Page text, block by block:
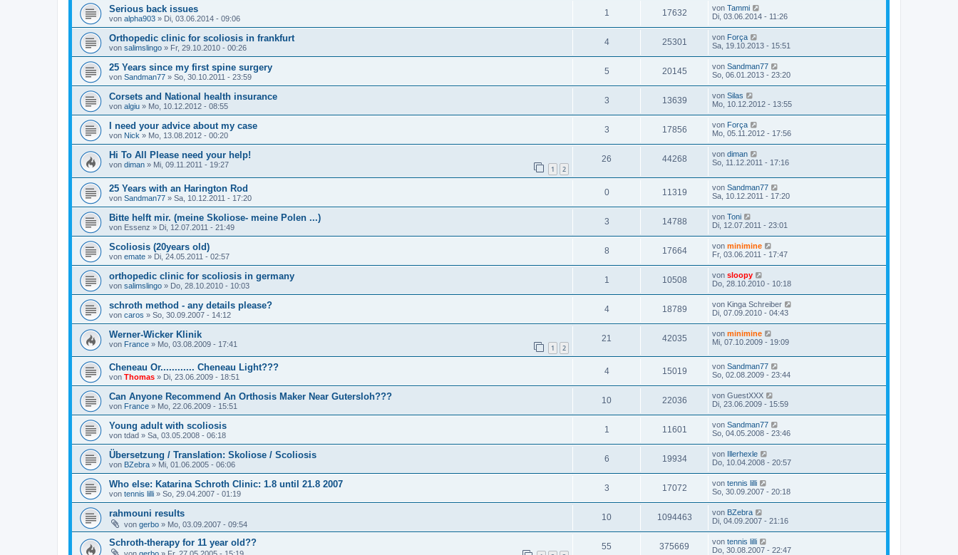
Serious back issues
von alpha903 » Di, 03.06.2014 - 09:06
1 17632 von Tammi
Di, 03.06.2014 - 11:26
Orthopedic clinic for scoliosis in frankfurt
von salimslingo » Fr, 29.10.2010 - 00:26
4 25301 von Força
Sa, 19.10.2013 - 15:51
25 Years since my first spine surgery
von Sandman77 » So, 30.10.2011 - 23:59
5 20145 von Sandman77
So, 06.01.2013 - 23:20
Corsets and National health insurance
von algiu » Mo, 10.12.2012 - 08:55
3 13639 von Silas
Mo, 10.12.2012 - 13:55
I need your advice about my case
von Nick » Mo, 13.08.2012 - 00:20
3 17856 von Força
Mo, 05.11.2012 - 17:56
Hi To All Please need your help!
von diman » Mi, 09.11.2011 - 19:27 1 2
26 44268 von diman
So, 11.12.2011 - 17:16
25 Years with an Harington Rod
von Sandman77 » Sa, 10.12.2011 - 17:20
0 11319 von Sandman77
Sa, 10.12.2011 - 17:20
Bitte helft mir. (meine Skoliose- meine Polen ...)
von Essenz » Di, 12.07.2011 - 21:49
3 14788 von Toni
Di, 12.07.2011 - 23:01
Scoliosis (20years old)
von emate » Di, 24.05.2011 - 02:57
8 17664 von minimine
Fr, 03.06.2011 - 17:47
orthopedic clinic for scoliosis in germany
von salimslingo » Do, 28.10.2010 - 10:03
1 10508 von sloopy
Do, 28.10.2010 - 10:18
schroth method - any details please?
von caros » So, 30.09.2007 - 14:12
4 18789 von Kinga Schreiber
Di, 07.09.2010 - 04:43
Werner-Wicker Klinik
von France » Mo, 03.08.2009 - 17:41 1 2
21 42035 von minimine
Mi, 07.10.2009 - 19:09
Cheneau Or............ Cheneau Light???
von Thomas » Di, 23.06.2009 - 18:51
4 15019 von Sandman77
So, 02.08.2009 - 23:44
Can Anyone Recommend An Orthosis Maker Near Gutersloh???
von France » Mo, 22.06.2009 - 15:51
10 22036 von GuestXXX
Di, 23.06.2009 - 15:59
Young adult with scoliosis
von tdad » Sa, 03.05.2008 - 06:18
1 11601 von Sandman77
So, 04.05.2008 - 23:46
Übersetzung / Translation: Skoliose / Scoliosis
von BZebra » Mi, 01.06.2005 - 06:06
6 19934 von
Illerhexle
Do, 10.04.2008 - 20:57
Who else: Katarina Schroth Clinic: 1.8 until 21.8 2007
von tennis lilli » So, 29.04.2007 - 01:19
3 17072 von tennis lilli
So, 30.09.2007 - 20:18
rahmouni results
von gerbo » Mo, 03.09.2007 - 09:54
10 1094463 von BZebra
Di, 04.09.2007 - 21:16
Schroth-therapy for 11 year old?? 55 375669 von tennis lilli
Do, 30.08.2007 - 22:47